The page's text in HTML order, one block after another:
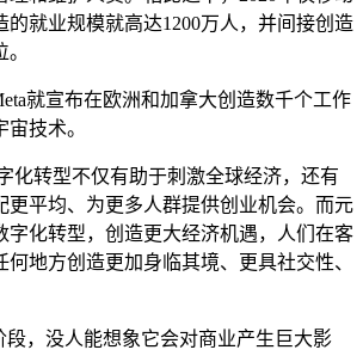
的就业规模就高达1200万人，并间接创造
就宣布在欧洲和加拿大创造数千个工作
技术。
化转型不仅有助于刺激全球经济，还有
更平均、为更多人群提供创业机会。而元
字化转型，创造更大经济机遇，人们在客
地方创造更加身临其境、更具社交性、
段，没人能想象它会对商业产生巨大影